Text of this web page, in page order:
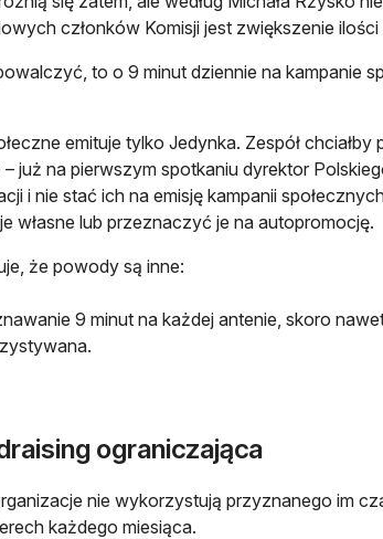
członków Komisji jest zwiększenie
to o 9 minut dziennie na kampanie
emituje tylko Jedynka. Zespół
już na pierwszym spotkaniu dyrektor
i nie stać ich na emisję kampanii
własne lub przeznaczyć je na autopromocję.
że powody są inne:
9 minut na każdej antenie, skoro
ograniczająca
nie wykorzystują przyznanego im
każdego miesiąca.